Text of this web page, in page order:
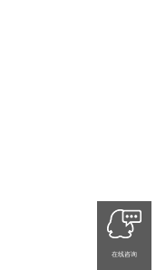
在线咨询